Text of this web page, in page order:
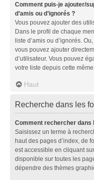
Comment puis-je ajouter/
d’amis ou d’ignorés ?
Vous pouvez ajouter des
Dans le profil de chaque
liste d’amis ou d’ignorés.
vous pouvez ajouter
d’utilisateur. Vous pouvez
votre liste depuis cette
Haut
Recherche dans les
Comment rechercher dans
Saisissez un terme à
haut des pages d’index, de
est accessible en cliquant
disponible sur toutes les
dépendre des thèmes